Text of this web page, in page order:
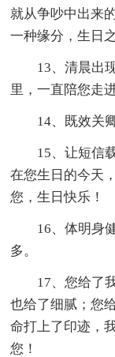
就从争吵中出来
一种缘分，生日
13、清晨出
里，一直陪您走
14、既效关
15、让短信
在您生日的今天
您，生日快乐！
16、体明身
多。
17、您给了
也给了细腻；您
命打上了印迹，
您！